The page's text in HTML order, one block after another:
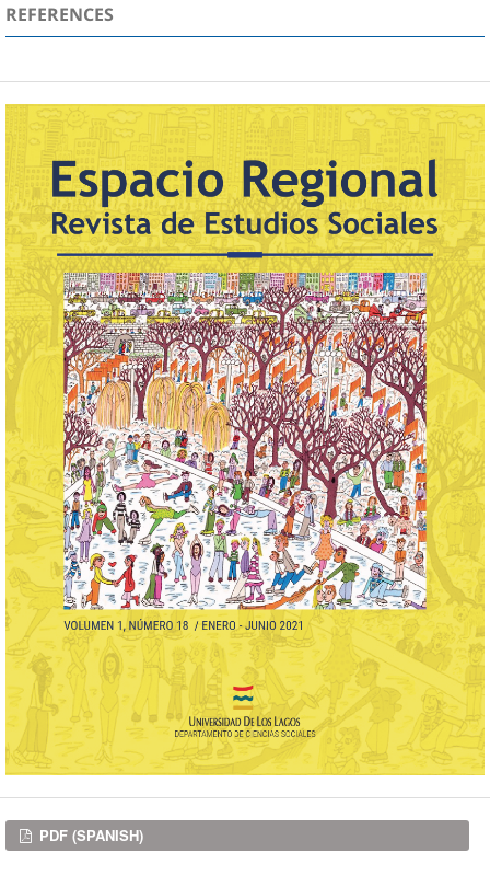
REFERENCES
Downloads
PDF (SPANISH)